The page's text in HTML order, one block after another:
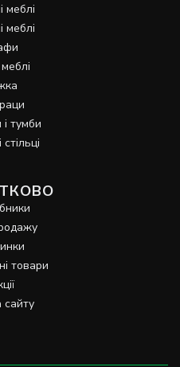
меблі
меблі
тумби
товари
сайту